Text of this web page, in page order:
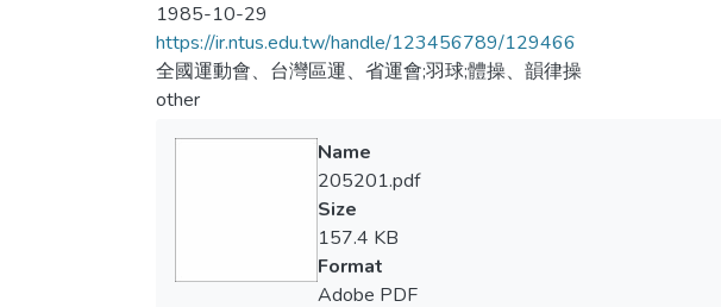
1985-10-29
https://ir.ntus.edu.tw/handle/123456789/129466
全國運動會、台灣區運、省運會;羽球;體操、韻律操
other
Name
205201.pdf
Size
157.4 KB
Format
Adobe PDF